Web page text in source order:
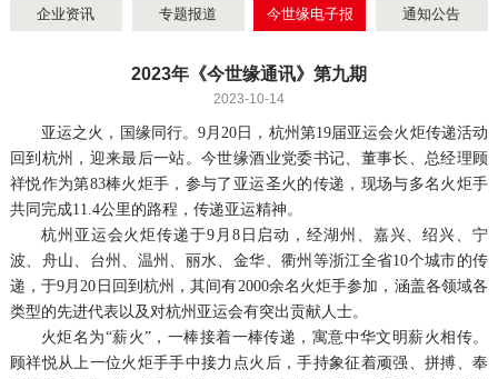
企业资讯 专题报道 今世缘电子报 通知公告
2023年《今世缘通讯》第九期
2023-10-14
亚运之火，国缘同行。9月20日，杭州第19届亚运会火炬传递活动
回到杭州，迎来最后一站。今世缘酒业党委书记、董事长、总经理顾
祥悦作为第83棒火炬手，参与了亚运圣火的传递，现场与多名火炬手
共同完成11.4公里的路程，传递亚运精神。
杭州亚运会火炬传递于9月8日启动，经湖州、嘉兴、绍兴、宁
波、舟山、台州、温州、丽水、金华、衢州等浙江全省10个城市的传
递，于9月20日回到杭州，其间有2000余名火炬手参加，涵盖各领域各
类型的先进代表以及对杭州亚运会有突出贡献人士。
火炬名为“薪火”，一棒接着一棒传递，寓意中华文明薪火相传。
顾祥悦从上一位火炬手手中接力点火后，手持象征着顽强、拼搏、奉